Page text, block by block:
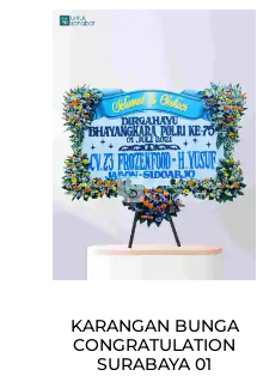
KARANGAN BUNGA
CONGRATULATION
SURABAYA 01